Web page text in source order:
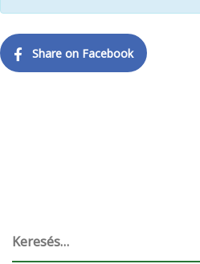
Share on Facebook